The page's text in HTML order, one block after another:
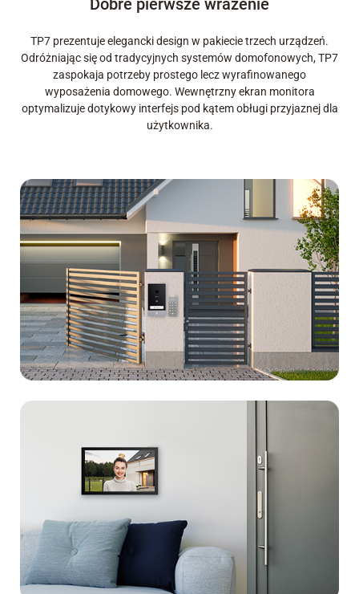
Dobre pierwsze wrażenie
TP7 prezentuje elegancki design w pakiecie trzech urządzeń.
Odróżniając się od tradycyjnych systemów domofonowych, TP7
zaspokaja potrzeby prostego lecz wyrafinowanego
wyposażenia domowego. Wewnętrzny ekran monitora
optymalizuje dotykowy interfejs pod kątem obługi przyjaznej dla
użytkownika.